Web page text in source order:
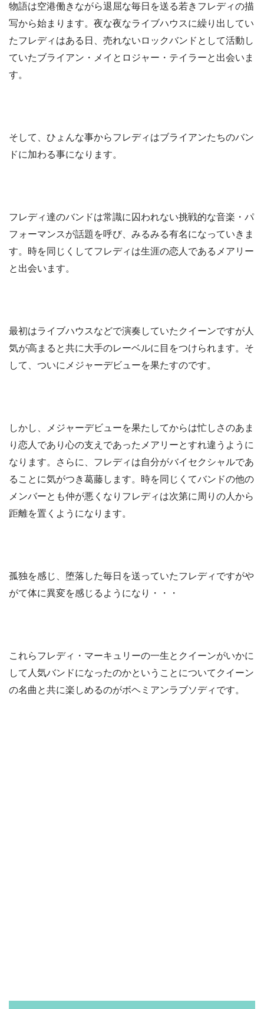
物語は空港働きながら退屈な毎日を送る若きフレディの描
写から始まります。夜な夜なライブハウスに繰り出してい
たフレディはある日、売れないロックバンドとして活動し
ていたブライアン・メイとロジャー・テイラーと出会いま
す。
そして、ひょんな事からフレディはブライアンたちのバン
ドに加わる事になります。
フレディ達のバンドは常識に囚われない挑戦的な音楽・パ
フォーマンスが話題を呼び、みるみる有名になっていきま
す。時を同じくしてフレディは生涯の恋人であるメアリー
と出会います。
最初はライブハウスなどで演奏していたクイーンですが人
気が高まると共に大手のレーベルに目をつけられます。そ
して、ついにメジャーデビューを果たすのです。
しかし、メジャーデビューを果たしてからは忙しさのあま
り恋人であり心の支えであったメアリーとすれ違うように
なります。さらに、フレディは自分がバイセクシャルであ
ることに気がつき葛藤します。時を同じくてバンドの他の
メンバーとも仲が悪くなりフレディは次第に周りの人から
距離を置くようになります。
孤独を感じ、堕落した毎日を送っていたフレディですがや
がて体に異変を感じるようになり・・・
これらフレディ・マーキュリーの一生とクイーンがいかに
して人気バンドになったのかということについてクイーン
の名曲と共に楽しめるのがボヘミアンラブソディです。